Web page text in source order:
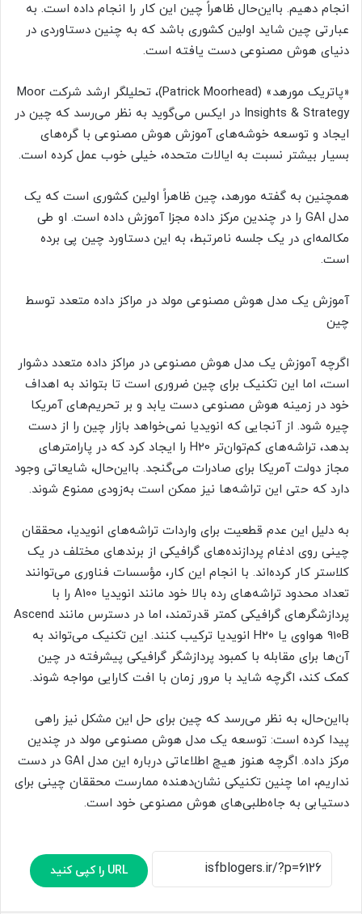
انجام دهیم. بااین‌حال ظاهراً چین این کار را انجام داده است. به
عبارتی چین شاید اولین کشوری باشد که به چنین دستاوردی در
دنیای هوش مصنوعی دست یافته است.
«پاتریک مورهد» (Patrick Moorhead)، تحلیلگر ارشد شرکت Moor
Insights & Strategy در ایکس می‌گوید به نظر می‌رسد که چین در
ایجاد و توسعه خوشه‌های آموزش هوش مصنوعی با گره‌های
بسیار بیشتر نسبت به ایالات متحده، خیلی خوب عمل کرده است.
همچنین به گفته مورهد، چین ظاهراً اولین کشوری است که یک
مدل GAI را در چندین مرکز داده مجزا آموزش داده است. او طی
مکالمه‌ای در یک جلسه نامرتبط، به این دستاورد چین پی برده
است.
آموزش یک مدل هوش مصنوعی مولد در مراکز داده متعدد توسط
چین
اگرچه آموزش یک مدل هوش مصنوعی در مراکز داده متعدد دشوار
است، اما این تکنیک برای چین ضروری است تا بتواند به اهداف
خود در زمینه هوش مصنوعی دست یابد و بر تحریم‌های آمریکا
چیره شود. از آنجایی که انویدیا نمی‌خواهد بازار چین را از دست
بدهد، تراشه‌های کم‌توان‌تر H20 را ایجاد کرد که در پارامترهای
مجاز دولت آمریکا برای صادرات می‌گنجد. بااین‌حال، شایعاتی وجود
دارد که حتی این تراشه‌ها نیز ممکن است به‌زودی ممنوع شوند.
به دلیل این عدم قطعیت برای واردات تراشه‌های انویدیا، محققان
چینی روی ادغام پردازنده‌های گرافیکی از برندهای مختلف در یک
کلاستر کار کرده‌اند. با انجام این کار، مؤسسات فناوری می‌توانند
تعداد محدود تراشه‌های رده بالا خود مانند انویدیا A100 را با
پردازشگرهای گرافیکی کمتر قدرتمند، اما در دسترس مانند Ascend
910B هواوی یا H20 انویدیا ترکیب کنند. این تکنیک می‌تواند به
آن‌ها برای مقابله با کمبود پردازشگر گرافیکی پیشرفته در چین
کمک کند، اگرچه شاید با مرور زمان با افت کارایی مواجه شوند.
بااین‌حال، به نظر می‌رسد که چین برای حل این مشکل نیز راهی
پیدا کرده است: توسعه یک مدل هوش مصنوعی مولد در چندین
مرکز داده. اگرچه هنوز هیچ اطلاعاتی درباره این مدل GAI در دست
نداریم، اما چنین تکنیکی نشان‌دهنده ممارست محققان چینی برای
دستیابی به جاه‌طلبی‌های هوش مصنوعی خود است.
URL را کپی کنید